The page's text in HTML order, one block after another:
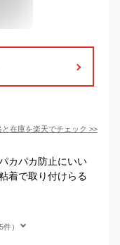
と在庫を楽天でチェック >>
カパカ防止にいい
着で取り付けらる
）